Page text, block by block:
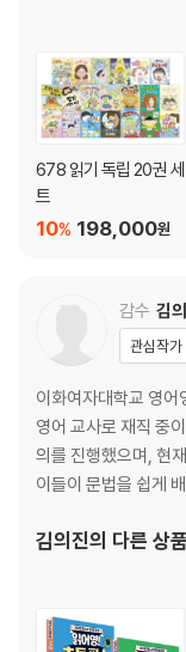
678 읽기 독립 20권 세
트
198,000원
10%
감수 김
관심작가
이화여자대학교 영어
영어 교사로 재직 중
의를 진행했으며, 현
이들이 문법을 쉽게
김의진의 다른 상품